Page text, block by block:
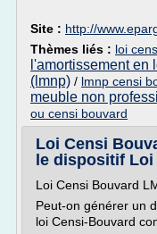
Site : http://
Thèmes liés : loi
l'amortissement en
(lmnp) / lmnp censi
meuble non
ou censi bouvard
Loi Censi
le dispositif Loi
Loi Censi Bouvard
Peut-on générer un
loi Censi-Bouvard